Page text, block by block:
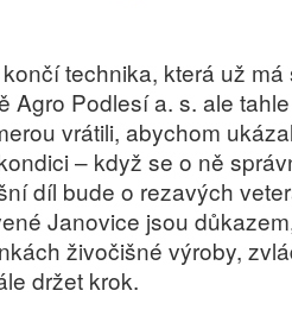
technika, která už
Podlesí a. s. ale
vrátili, abychom
– když se o ně
díl bude o rezavých
Janovice jsou
živočišné výroby,
držet krok.